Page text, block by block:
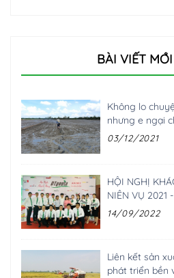
BÀI VIẾT
Không lo
nhưng e ngại
03/12/2021
HỘI NGHỊ
NIÊN VỤ 2021
14/09/2022
Liên kết sản
phát triển bền